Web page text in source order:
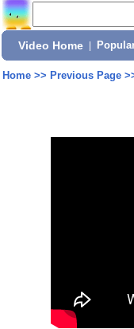
Video Home
Home>> Previous Page